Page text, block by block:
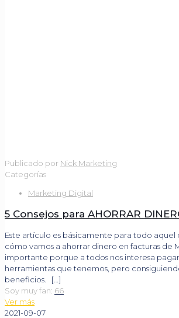
Publicado por Nick Marketing
Categorías
Marketing Digital
5 Consejos para AHORRAR
Este artículo es básicamente para todo aquel
cómo vamos a ahorrar dinero en facturas de
importante porque a todos nos interesa
herramientas que tenemos, pero
beneficios.
[…]
Soy muy fan: 66
Ver más
2021-09-07